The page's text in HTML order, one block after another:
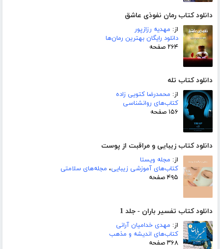
دانلود کتاب رمان نفوذی عاشق
از: مهدیه رزازپور
دانلود رایگان بهترین رمان‌ها
۲۶۴ صفحه
دانلود کتاب تله
از: محمدرضا کتویی زاده
کتاب‌های روانشناسی
۱۵۶ صفحه
دانلود کتاب زیبایی و مراقبت از پوست
از: مجله ویستا
کتاب‌های آموزشی زیبایی، مجله‌های سلامتی
۴۹۵ صفحه
دانلود کتاب تفسیر باران - جلد 1
از: مهدی خدامیان آرانی
کتاب‌های اندیشه و مذهب
۳۶۸ صفحه